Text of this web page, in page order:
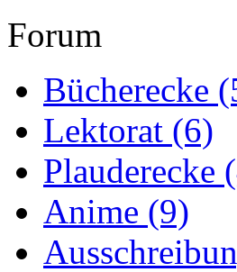
Forum
Bücherecke
Lektorat (6)
Plauderecke
Anime (9)